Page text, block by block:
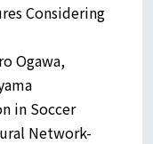
Considering
Ogawa,
in Soccer
Network-